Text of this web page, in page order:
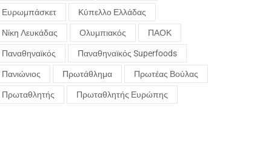
Ευρωμπάσκετ Κύπελλο Ελλάδας
Νίκη Λευκάδας Ολυμπιακός ΠΑΟΚ
Παναθηναϊκός Παναθηναϊκός Superfoods
Πανιώνιος Πρωτάθλημα Πρωτέας Βούλας
Πρωταθλητής Πρωταθλητής Ευρώπης